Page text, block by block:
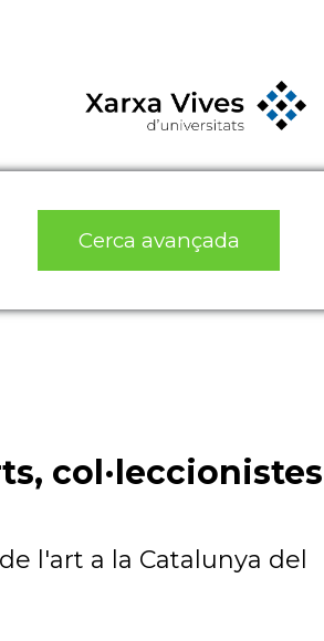
Cerca avançada
col·leccionistes
l'art a la Catalunya del